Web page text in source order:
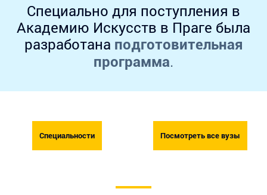
Специально для поступления в
Академию Искусств в Праге была
разработана подготовительная
программа.
Специальности Посмотреть все вузы